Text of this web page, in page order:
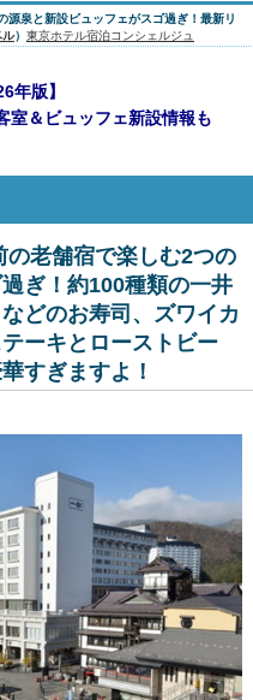
泉と新設ビュッフェがスゴ過ぎ！最新リ
ル） 東京ホテル宿泊コンシェルジュ
年版】
室＆ビュッフェ新設情報も
老舗宿で楽しむ2つの
ぎ！約100種類の一井
どのお寿司、ズワイカ
ーキとローストビー
すぎますよ！